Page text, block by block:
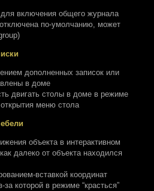
включения общего журнала
по-умолчанию, может
дополненных записок или
в доме
двигать столы в доме в режиме
меню стола
объекта в интерактивном
далеко от объекта находился
вставкой координат
которой в режиме “красться”